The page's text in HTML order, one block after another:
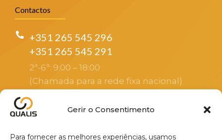
Gerir o Consentimento
Para fornecer as melhores experiências, usamos
Contactos
+351 265 545 296
+351 265 545 291
2ª-6ª: 9:00 – 18:00
(Chamada para a rede fixa nacional)
sales@altayin.com